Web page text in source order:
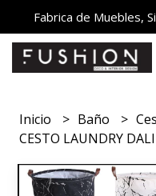
Fabrica de Muebles,
Inicio Baño
CESTO LAUNDRY DALI